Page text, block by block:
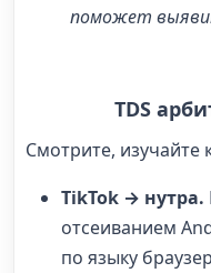
поможет
TDS
Смотрите, изучайте
TikTok → нутра.
отсеиванием
по языку